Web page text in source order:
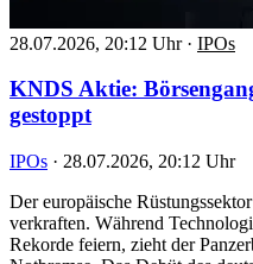
28.07.2026, 20:12 Uhr · IPOs
KNDS Aktie:
gestoppt
IPOs · 28.07.2026, 20:12 Uhr
Der europäische
verkraften. Während
Rekorde feiern, zieht der